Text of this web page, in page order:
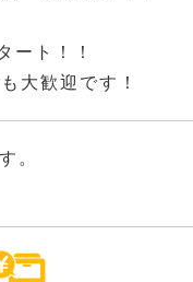
ート！！
大歓迎です！
。